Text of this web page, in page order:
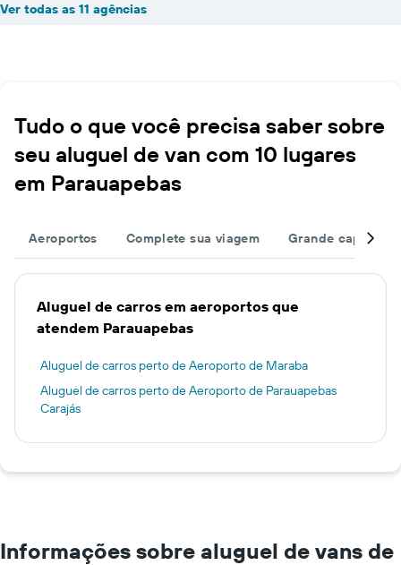
Ver todas as 11 agências
Tudo o que você precisa saber sobre
seu aluguel de van com 10 lugares
em Parauapebas
Aeroportos Complete sua viagem Grande
Aluguel de carros em aeroportos que
atendem Parauapebas
Aluguel de carros perto de Aeroporto de Maraba
Aluguel de carros perto de Aeroporto de Parauapebas
Carajás
Informações sobre aluguel de vans de